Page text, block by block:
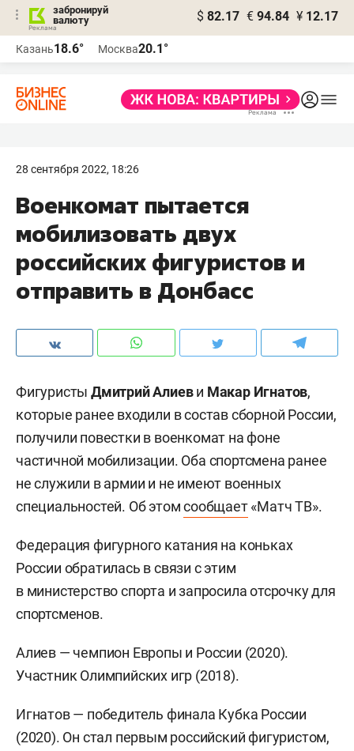
забронируй
валюту
$ 82.17 € 94.84 ¥ 12.17
Казань18.6° Москва20.1°
28 сентября 2022, 18:26
Военкомат пытается
мобилизовать двух
российских фигуристов и
отправить в Донбасс
Фигуристы Дмитрий Алиеви Макар Игнатов,
которые ранее входили в состав сборной России,
получили повестки в военкомат на фоне
частичной мобилизации. Оба спортсмена ранее
не служили в армии и не имеют военных
специальностей. Об этомсообщает«Матч ТВ».
Федерация фигурного катания на коньках
России обратилась в связи с этим
в министерство спорта и запросила отсрочку для
спортсменов.
Алиев — чемпион Европы и России (2020).
Участник Олимпийских игр (2018).
Игнатов — победитель финала Кубка России
(2020). Он стал первым российский фигуристом,